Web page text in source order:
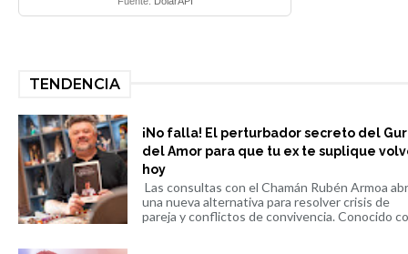
TENDENCIA
¡No falla! El perturbador secreto del
del Amor para que tu ex te suplique
hoy
Las consultas con el Chamán Rubén Armoa
una nueva alternativa para resolver crisis de
pareja y conflictos de convivencia. Conocido